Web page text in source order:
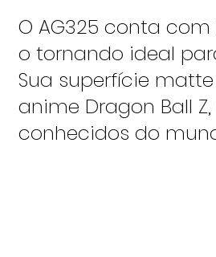
O AG325 conta
o tornando ideal
Sua superfície
anime Dragon Ball
conhecidos do